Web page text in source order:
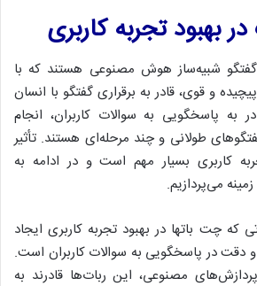
بهبود تجربه کاربری
شبیه‌ساز هوش مصنوعی هستند که با
و قوی، قادر به برقراری گفتگو با انسان
به پاسخگویی به سوالات کاربران، انجام
طولانی و چند مرحله‌ای هستند. تأثیر
کاربری بسیار مهم است و در ادامه به
می‌پردازیم.
که چت باتها در بهبود تجربه کاربری ایجاد
دقت در پاسخگویی به سوالات کاربران است.
مصنوعی، این ربات‌ها قادرند به